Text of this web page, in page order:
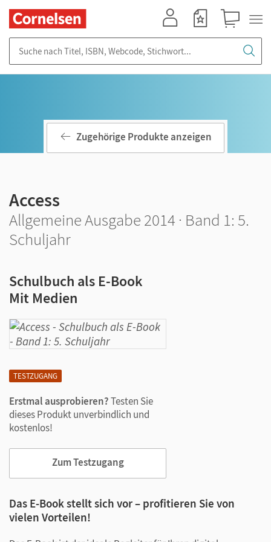
TESTZUGANG
Erstmal ausprobieren?Testen Sie
dieses Produkt unverbindlich und
kostenlos!
Zum Testzugang
Zugehörige Produkte anzeigen
Access
Allgemeine Ausgabe 2014 · Band 1: 5.
Schuljahr
Schulbuch als E-Book
Mit Medien
Das E-Book stellt sich vor – profitieren Sie von
vielen Vorteilen!